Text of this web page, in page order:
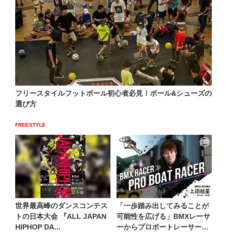
フリースタイルフットボール初心者必見！ボール&シューズの
選び方
FREESTYLE
世界最高峰のダンスコンテス
トの日本大会 『ALL JAPAN
HIPHOP DA...
「一歩踏み出してみることが
可能性を広げる」BMXレーサ
ーからプロボートレーサー